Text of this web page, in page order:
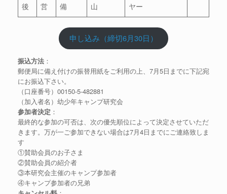
後
営
備
山
ヤー
申し込み（締切6月30日）
振込方法 ：
郵便局に備え付けの振替用紙をご利用の上、7月5日までに下記宛
にお振込下さい。
（口座番号）00150-5-482881
（加入者名）幼少年キャンプ研究会
参加者決定 ：
最終的な参加の可否は、次の優先順位によって決定させていただ
きます。万が一ご参加できない場合は7月4日までにご連絡致しま
す
①賛助会員のお子さま
②賛助会員の紹介者
③本研究会主催のキャンプ参加者
④キャンプ参加者の兄弟